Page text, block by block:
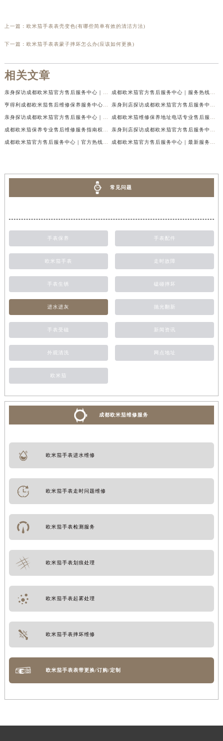
上一篇： 欧米茄手表表壳变色(有哪些简单有效的清洁方法)
下一篇： 欧米茄手表表蒙子摔坏怎么办(应该如何更换)
相关文章
亲身探访成都欧米茄官方售后服务中心｜地址与客服服务热线（2026年7月最新） 成都欧米茄官方售后服务中心｜服务热线及全部官方地址权威信息公示（2026年7月最新）
亨得利成都欧米茄售后维修保养服务中心权威公示（2026年7月最新） 亲身到店探访成都欧米茄官方售后服务中心｜最新电话与网点地址（2026年7月最新）
亲身探访成都欧米茄官方售后服务中心｜完整官方热线和详细地址（2026年7月最新） 成都欧米茄维修保养地址电话专业售后服务中心权威公示（2026年7月最新）
成都欧米茄保养专业售后维修服务指南权威公示（2026年7月最新） 亲身到店探访成都欧米茄官方售后服务中心｜最新地址及服务热线（2026年7月最新）
成都欧米茄官方售后服务中心｜官方热线及网点地址权威信息公示（2026年7月最新） 成都欧米茄官方售后服务中心｜最新服务电话及全部官方地址权威信息公示（2026年7月最新）
常见问题
手表保养 手表配件
欧米茄手表 走时故障
手表生锈 磕碰摔坏
进水进灰 抛光翻新
手表受磁 新闻资讯
外观清洗 网点地址
欧米茄
成都欧米茄维修服务
欧米茄手表进水维修
欧米茄手表走时问题维修
欧米茄手表检测服务
欧米茄手表划痕处理
欧米茄手表起雾处理
欧米茄手表摔坏维修
欧米茄手表表带更换/订购/定制